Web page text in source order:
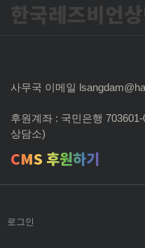
한국레즈비언
사무국 이메일
후원계좌 : 국민은행
상담소)
CMS 후원하기
로그인